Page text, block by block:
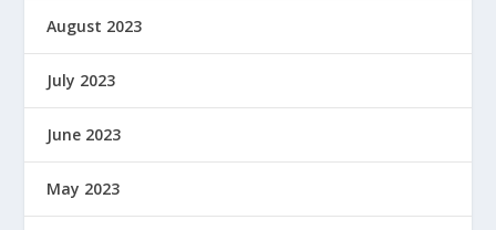
August 2023
July 2023
June 2023
May 2023